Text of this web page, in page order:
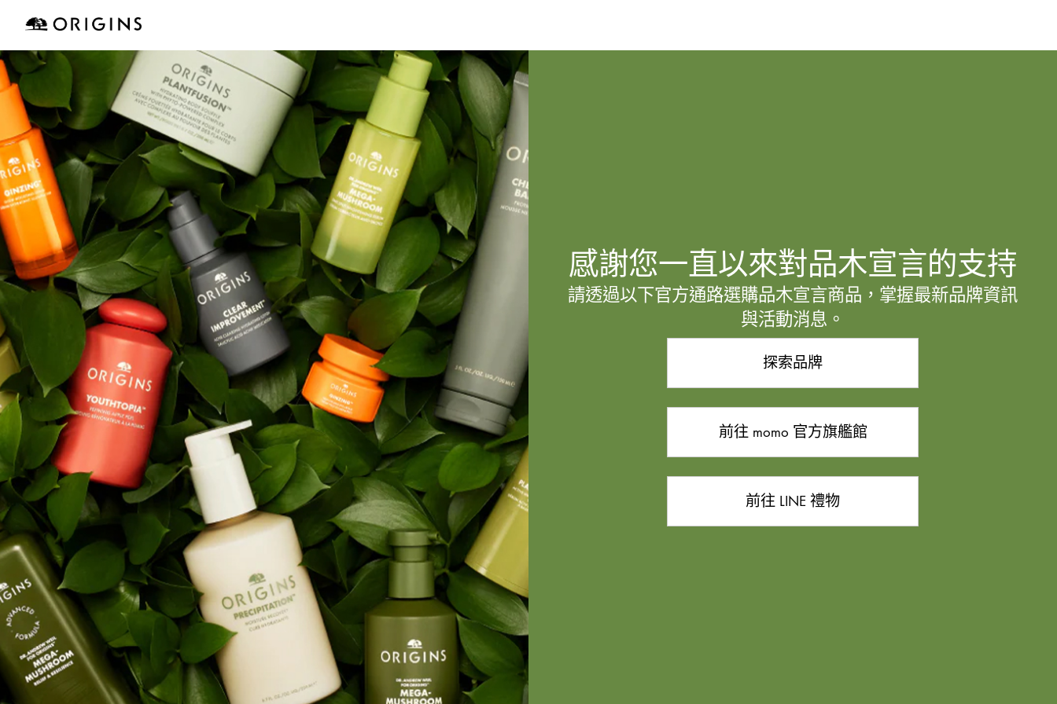
感謝您一直以來對品木宣言的支持
請透過以下官方通路選購品木宣言商品，掌握最新品牌資訊
與活動消息。
探索品牌
前往 momo 官方旗艦館
前往 LINE 禮物